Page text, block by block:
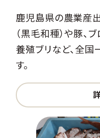
鹿児島県の農業産
（黒毛和種）や豚、
養殖ブリなど、全
す。